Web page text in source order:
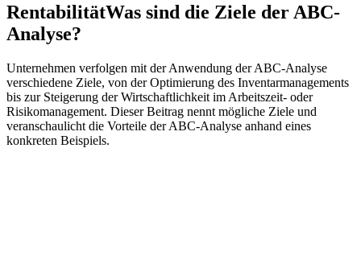
RentabilitätWas sind die Ziele der ABC-
Analyse?
Unternehmen verfolgen mit der Anwendung der ABC-Analyse
verschiedene Ziele, von der Optimierung des Inventarmanagements
bis zur Steigerung der Wirtschaftlichkeit im Arbeitszeit- oder
Risikomanagement. Dieser Beitrag nennt mögliche Ziele und
veranschaulicht die Vorteile der ABC-Analyse anhand eines
konkreten Beispiels.